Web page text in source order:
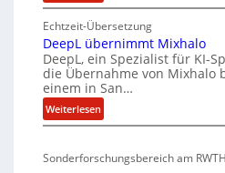
I
S
V
e
b
o
n
e
E
v
a
-
M
a
r
i
G
Echtzeit-Übersetzung
DeepL übernimmt Mixhalo
DeepL, ein Spezialist für KI-
die Übernahme von Mixhalo
einem in San…
Weiterlesen:
D
e
Sonderforschungsbereich am